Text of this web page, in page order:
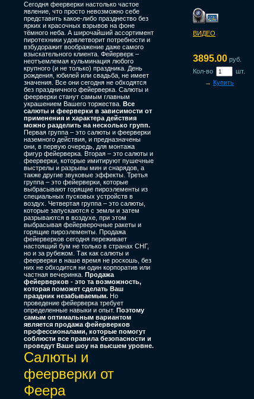
Сегодня феерверки настолько частое
явление, что просто невозможно себе
представить какое-либо празднество без
ярких и красочных взрывов на фоне
тёмного неба. А широчайший ассортимент
пиротехники удовлетворит потребности и
взбудоражит воображение даже самого
взыскательного клиента. Фейерверк –
неотъемлемая кульминация любого
крупного (и не только) праздника. День
рождения, юбилей или свадьба, не имеет
значения. Все они сегодня не обходятся
без праздничного фейерверка. Салюты и
феерверки станут самым главным
украшением Вашего торжества. Все
салюты и феерверки в зависимости от
применения и характера действия
можно разделить на несколько групп.
Первая группа – это салюты и феерверки
наземного действия, и предназначены
они, в первую очередь, для монтажа
фигур фейерверка. Вторая – это салюты и
феерверки, которые имитируют пушечные
выстрелы и разрывы мин и снарядов, а
также другие звуковые эффекты. Третья
группа – это фейерверки, которые
выбрасывают горящие пироэлементы из
специальных пусковых устройств в
воздух. Четвертая группа – это салюты,
которые запускаются с земли и затем
разрываются в воздухе, при этом
выбрасывая фейерверочные ракеты и
горящие пироэлементы. Продажа
фейерверков сегодня переживает
настоящий бум не только в странах СНГ,
но и за рубежом. Так как салюты и
феерверки в наше время не роскошь, без
них не обходится ни один корпоратив или
частная вечеринка. Продажа
фейерверков - это та возможность,
которая поможет сделать Ваш
праздник незабываемым. Но
проведение фейерверка требует
определенные навыки и опыт. Поэтому
самым оптимальным вариантом
является продажа фейерверков
профессионалами, которые помогут
соблюсти все правила безопасности и
проведут Ваше шоу на высшем уровне.
Салюты и
феерверки от
Феера
ВИДЕО
3895.00 руб.
Кол-во
шт.
→ Купить